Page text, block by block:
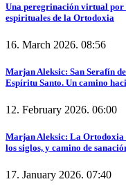
Una peregrinación virtual por
espirituales de la Ortodoxia
16. March 2026. 08:56
Marjan Aleksic: San Serafín
Espíritu Santo. Un camino
12. February 2026. 06:00
Marjan Aleksic: La
los siglos, y camino de
17. January 2026. 07:40